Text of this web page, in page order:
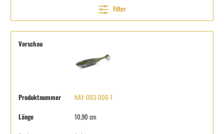
Filter
Vorschau
Produktnummer NAY-003-006-1
Länge 10,90 cm